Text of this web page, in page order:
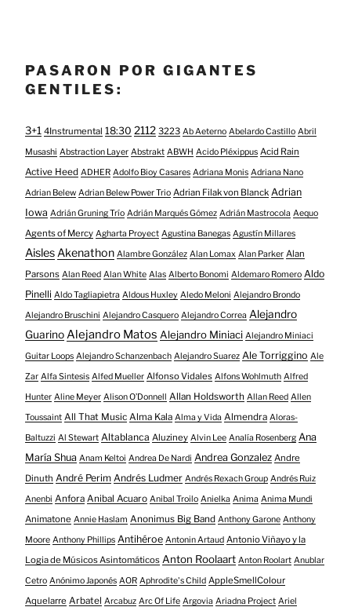
PASARON POR GIGANTES
GENTILES:
3+1 4Instrumental 18:30 2112 3223 Ab Aeterno Abelardo Castillo Abril
Musashi Abstraction Layer Abstrakt ABWH Acido Pléxippus Acid Rain
Active Heed ADHER Adolfo Bioy Casares Adriana Monis Adriana Nano
Adrian Belew Adrian Belew Power Trio Adrian Filak von Blanck Adrian
Iowa Adrián Gruning Trío Adrián Marqués Gómez Adrián Mastrocola Aequo
Agents of Mercy Agharta Proyect Agustina Banegas Agustín Millares
AislesAkenathon Alambre González Alan Lomax Alan Parker Alan
Parsons Alan Reed Alan White Alas Alberto Bonomi Aldemaro Romero Aldo
Pinelli Aldo Tagliapietra Aldous Huxley Aledo Meloni Alejandro Brondo
Alejandro Bruschini Alejandro Casquero Alejandro Correa Alejandro
GuarinoAlejandro Matos Alejandro Miniaci Alejandro Miniaci
Guitar Loops Alejandro Schanzenbach Alejandro Suarez Ale Torriggino Ale
Zar Alfa Sintesis Alfed Mueller Alfonso Vidales Alfons Wohlmuth Alfred
Hunter Aline Meyer Alison O​’​Donnell Allan Holdsworth Allan Reed Allen
Toussaint All That Music Alma Kala Alma y Vida Almendra Aloras-
Baltuzzi Al Stewart Altablanca Aluziney Alvin Lee Analía Rosenberg Ana
María Shua Anam Keltoi Andrea De Nardi Andrea Gonzalez Andre
Dinuth André Perim Andrés Ludmer Andrés Rexach Group Andrés Ruiz
Anenbi Anfora Anibal Acuaro Anibal Troilo Anielka Anima Anima Mundi
Animatone Annie Haslam Anonimus Big Band Anthony Garone Anthony
Moore Anthony Phillips Antihéroe Antonin Artaud Antonio Viñayo y la
Logia de Músicos Asintomáticos Anton Roolaart Anton Roolart Anublar
Cetro Anónimo Japonés AOR Aphrodite's Child AppleSmellColour
Aquelarre Arbatel Arcabuz Arc Of Life Argovia Ariadna Project Ariel